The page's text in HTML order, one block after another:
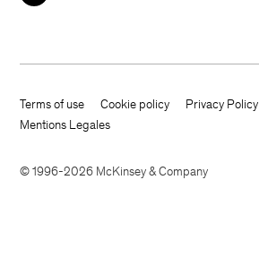
Footer terms
Terms of use Cookie policy
Privacy Policy
Mentions Legales
© 1996-2026 McKinsey & Company